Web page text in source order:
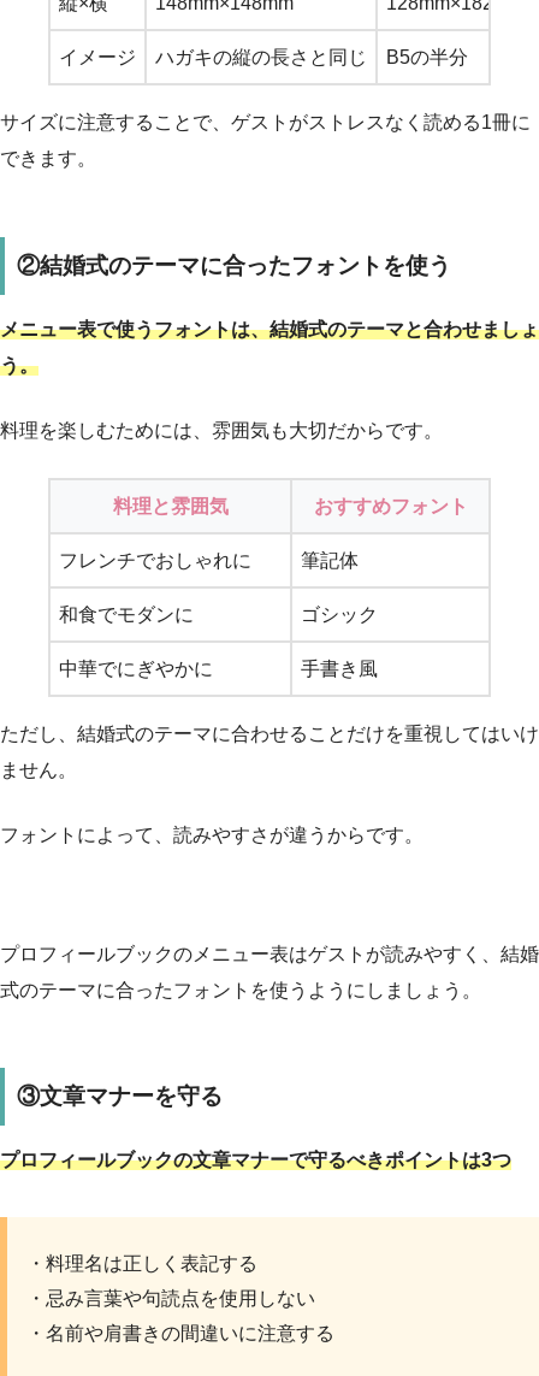
イメージ ハガキの縦の長さと同じ B5の半分
サイズに注意することで、ゲストがストレスなく読める1冊に
できます。
②結婚式のテーマに合ったフォントを使う
メニュー表で使うフォントは、結婚式のテーマと合わせましょ
う。
料理を楽しむためには、雰囲気も大切だからです。
料理と雰囲気 おすすめフォント
フレンチでおしゃれに 筆記体
和食でモダンに ゴシック
中華でにぎやかに 手書き風
ただし、結婚式のテーマに合わせることだけを重視してはいけ
ません。
フォントによって、読みやすさが違うからです。
プロフィールブックのメニュー表はゲストが読みやすく、結婚
式のテーマに合ったフォントを使うようにしましょう。
③文章マナーを守る
プロフィールブックの文章マナーで守るべきポイントは3つ
・料理名は正しく表記する
・忌み言葉や句読点を使用しない
・名前や肩書きの間違いに注意する